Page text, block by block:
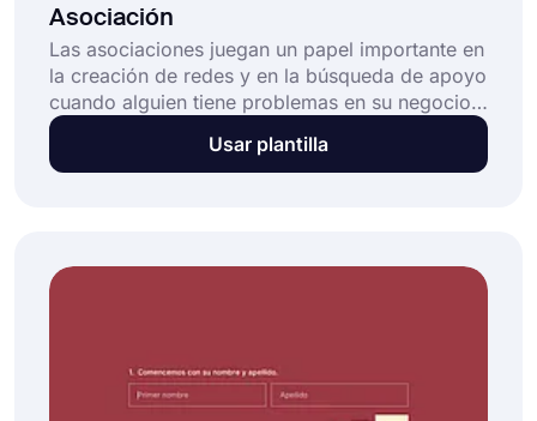
Asociación
Las asociaciones juegan un papel importante en
la creación de redes y en la búsqueda de apoyo
cuando alguien tiene problemas en su negocio.
Por lo tanto, los dueños de negocios
seguramente se interesarán en su asociación y
recopilar la información necesaria fácilmente.
Usar plantilla